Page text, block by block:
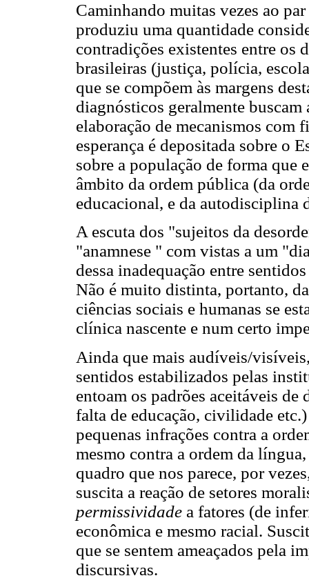
Caminhando muitas vezes ao
produziu uma quantidade
contradições existentes entre os
brasileiras (justiça, polícia,
que se compõem às margens
diagnósticos geralmente
elaboração de mecanismos com
esperança é depositada sobre o
sobre a população de forma que
âmbito da ordem pública (da
educacional, e da autodisciplina
A escuta dos "sujeitos da
"anamnese " com vistas a um
dessa inadequação entre
Não é muito distinta, portanto,
ciências sociais e humanas se
clínica nascente e num certo
Ainda que mais audíveis/
sentidos estabilizados pelas
entoam os padrões aceitáveis
falta de educação, civilidade
pequenas infrações contra a
mesmo contra a ordem da
quadro que nos parece, por
suscita a reação de setores
permissividade a fatores (de
econômica e mesmo racial.
que se sentem ameaçados pela
discursivas.